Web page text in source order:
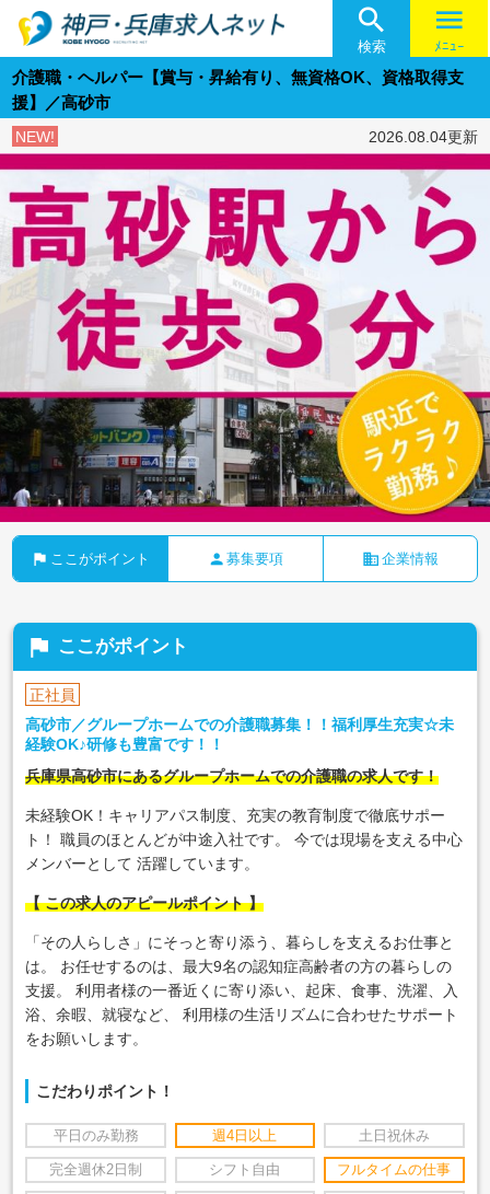

検索
menu
ﾒﾆｭｰ
介護職・ヘルパー【賞与・昇給有り、無資格OK、資格取得支
援】／高砂市
NEW! 2026.08.04更新
flag ここがポイント person 募集要項 business 企業情報
flag ここがポイント
正社員
高砂市／グループホームでの介護職募集！！福利厚生充実☆未
経験OK♪研修も豊富です！！
兵庫県高砂市にあるグループホームでの介護職の求人です！
未経験OK！キャリアパス制度、充実の教育制度で徹底サポー
ト！ 職員のほとんどが中途入社です。 今では現場を支える中心
メンバーとして 活躍しています。
【 この求人のアピールポイント 】
「その人らしさ」にそっと寄り添う、暮らしを支えるお仕事と
は。 お任せするのは、最大9名の認知症高齢者の方の暮らしの
支援。 利用者様の一番近くに寄り添い、起床、食事、洗濯、入
浴、余暇、就寝など、 利用様の生活リズムに合わせたサポート
をお願いします。
こだわりポイント！
平日のみ勤務 週4日以上 土日祝休み
完全週休2日制 シフト自由 フルタイムの仕事